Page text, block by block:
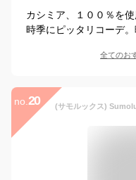
カシミア、１００％を
時季にピッタリコーデ
全てのお
no. 20